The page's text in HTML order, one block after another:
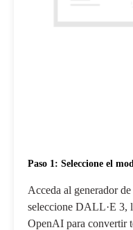
Paso 1: Seleccione el
Acceda al generador
seleccione DALL·E 3,
OpenAI para convertir